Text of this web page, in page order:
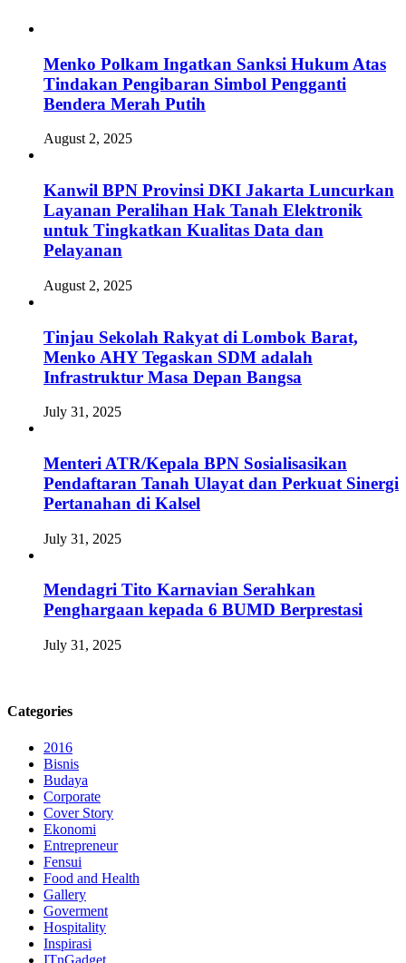
Menko Polkam Ingatkan Sanksi Hukum Atas
Tindakan Pengibaran Simbol Pengganti
Bendera Merah Putih
August 2, 2025
Kanwil BPN Provinsi DKI Jakarta Luncurkan
Layanan Peralihan Hak Tanah Elektronik
untuk Tingkatkan Kualitas Data dan
Pelayanan
August 2, 2025
Tinjau Sekolah Rakyat di Lombok Barat,
Menko AHY Tegaskan SDM adalah
Infrastruktur Masa Depan Bangsa
July 31, 2025
Menteri ATR/Kepala BPN Sosialisasikan
Pendaftaran Tanah Ulayat dan Perkuat Sinergi
Pertanahan di Kalsel
July 31, 2025
Mendagri Tito Karnavian Serahkan
Penghargaan kepada 6 BUMD Berprestasi
July 31, 2025
Categories
2016
Bisnis
Budaya
Corporate
Cover Story
Ekonomi
Entrepreneur
Fensui
Food and Health
Gallery
Goverment
Hospitality
Inspirasi
ITnGadget